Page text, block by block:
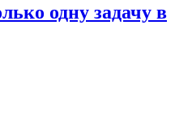
одну задачу в